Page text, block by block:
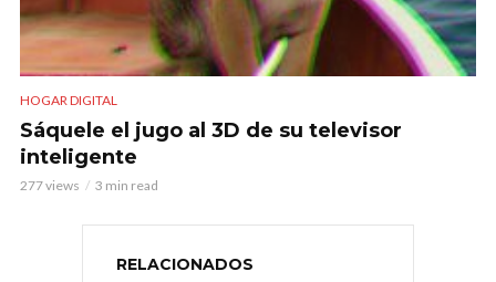
HOGAR DIGITAL
Sáquele el jugo al 3D de su televisor
inteligente
277 views 3 min read
RELACIONADOS